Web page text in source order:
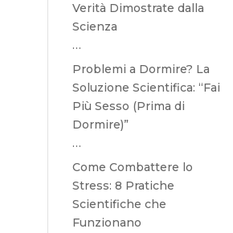
Verità Dimostrate dalla
Scienza
…
Problemi a Dormire? La
Soluzione Scientifica: “Fai
Più Sesso (Prima di
Dormire)”
…
Come Combattere lo
Stress: 8 Pratiche
Scientifiche che
Funzionano